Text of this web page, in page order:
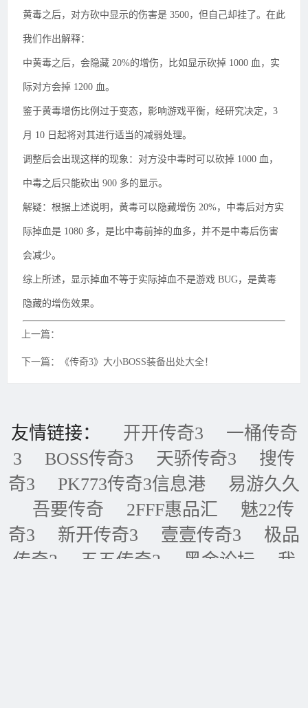
黄毒之后，对方砍中显示的伤害是 3500，但自己却挂了。在此
我们作出解释：
中黄毒之后，会隐藏 20%的增伤，比如显示砍掉 1000 血，实
际对方会掉 1200 血。
鉴于黄毒增伤比例过于变态，影响游戏平衡，经研究决定，3
月 10 日起将对其进行适当的减弱处理。
调整后会出现这样的现象：对方没中毒时可以砍掉 1000 血，
中毒之后只能砍出 900 多的显示。
解疑：根据上述说明，黄毒可以隐藏增伤 20%，中毒后对方实
际掉血是 1080 多，是比中毒前掉的血多，并不是中毒后伤害
会减少。
综上所述，显示掉血不等于实际掉血不是游戏 BUG，是黄毒
隐藏的增伤效果。
上一篇：
下一篇：《传奇3》大小BOSS装备出处大全！
友情链接： 开开传奇3
一桶传奇
3
BOSS传奇3 天骄传奇3
搜传
奇3
PK773传奇3信息港
易游久久
吾要传奇
2FFF惠品汇
魅22传
奇3
新开传奇3 壹壹传奇3
极品
传奇3
五五传奇3 黑金论坛
我